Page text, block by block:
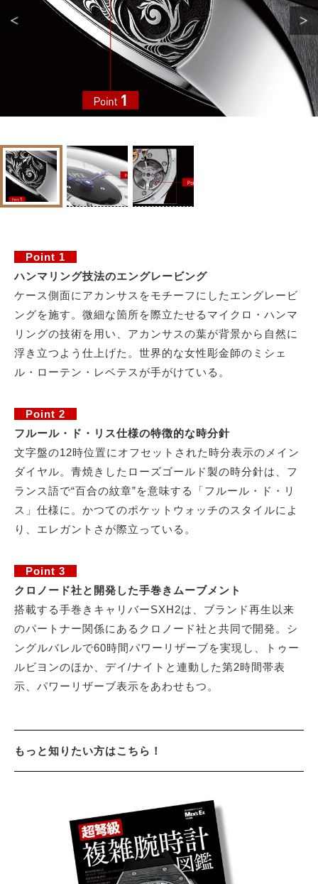
Point 1
ハンマリング技法のエングレービング
ケース側面にアカンサスをモチーフにしたエングレービ
ングを施す。微細な箇所を際立たせるマイクロ・ハンマ
リングの技術を用い、アカンサスの葉が背景から自然に
浮き立つよう仕上げた。世界的な女性彫金師のミシェ
ル・ローテン・レベテスが手がけている。
Point 2
フルール・ド・リス仕様の特徴的な時分針
文字盤の12時位置にオフセットされた時分表示のメイン
ダイヤル。青焼きしたローズゴールド製の時分針は、フ
ランス語で“百合の紋章”を意味する「フルール・ド・リ
ス」仕様に。かつてのポケットウォッチのスタイルによ
り、エレガントさが際立っている。
Point 3
クロノード社と開発した手巻きムーブメント
搭載する手巻きキャリバーSXH2は、ブランド再生以来
のパートナー関係にあるクロノード社と共同で開発。シ
ングルバレルで60時間パワーリザーブを実現し、トゥー
ルビヨンのほか、デイ/ナイトと連動した第2時間帯表
示、パワーリザーブ表示をあわせもつ。
もっと知りたい方はこちら！